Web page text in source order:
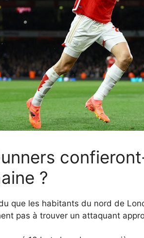
?
que les habitants du nord de
pas à trouver un attaquant